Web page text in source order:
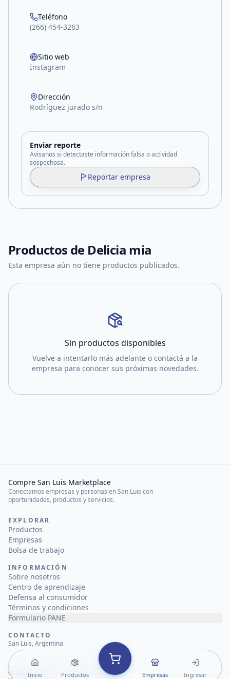
Teléfono
(266) 454-3263
Sitio web
Instagram
Dirección
Rodríguez jurado s/n
Enviar reporte
Avisanos si detectaste información falsa o actividad
sospechosa.
Reportar empresa
Productos de Delicia mia
Esta empresa aún no tiene productos publicados.
Sin productos disponibles
Vuelve a intentarlo más adelante o contactá a la
empresa para conocer sus próximas novedades.
Inicio Productos Empresas Ingresar
Compre San Luis Marketplace
Conectamos empresas y personas en San Luis con
oportunidades, productos y servicios.
EXPLORAR
Productos
Empresas
Bolsa de trabajo
INFORMACIÓN
Sobre nosotros
Centro de aprendizaje
Defensa al consumidor
Términos y condiciones
Formulario PANE
CONTACTO
San Luis, Argentina
© 2026Compre San Luis Marketplace